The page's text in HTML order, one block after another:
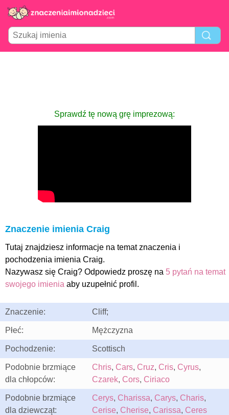
Sprawdź tę nową grę imprezową:
Znaczenie imienia Craig
Tutaj znajdziesz informacje na temat znaczenia i
pochodzenia imienia Craig.
Nazywasz się Craig? Odpowiedz proszę na 5 pytań na temat
swojego imienia aby uzupełnić profil.
Znaczenie: Cliff;
Płeć: Mężczyzna
Pochodzenie: Scottisch
Podobnie brzmiące
dla chłopców:
Chris, Cars, Cruz, Cris, Cyrus,
Czarek, Cors, Ciriaco
Podobnie brzmiące
dla dziewcząt:
Cerys, Charissa, Carys, Charis,
Cerise, Cherise, Carissa, Ceres